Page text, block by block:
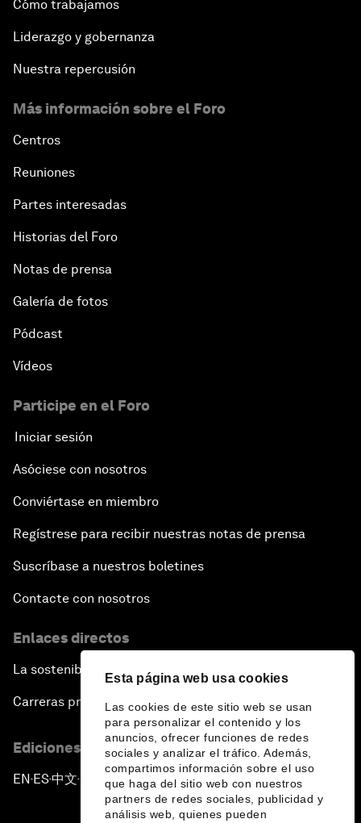
Esta página web usa cookies
Las cookies de este sitio web se usan
para personalizar el contenido y los
anuncios, ofrecer funciones de redes
sociales y analizar el tráfico. Además,
compartimos información sobre el uso
que haga del sitio web con nuestros
partners de redes sociales, publicidad y
análisis web, quienes pueden
Cómo trabajamos
Liderazgo y gobernanza
Nuestra repercusión
Más información sobre el Foro
Centros
Reuniones
Partes interesadas
Historias del Foro
Notas de prensa
Galería de fotos
Pódcast
Vídeos
Participe en el Foro
Iniciar sesión
Asóciese con nosotros
Conviértase en miembro
Regístrese para recibir nuestras notas de prensa
Suscríbase a nuestros boletines
Contacte con nosotros
Enlaces directos
La sostenibilidad en el Foro
Carreras profesionales
Ediciones en otros idiomas
EN ▪ES▪中文▪ 日本語